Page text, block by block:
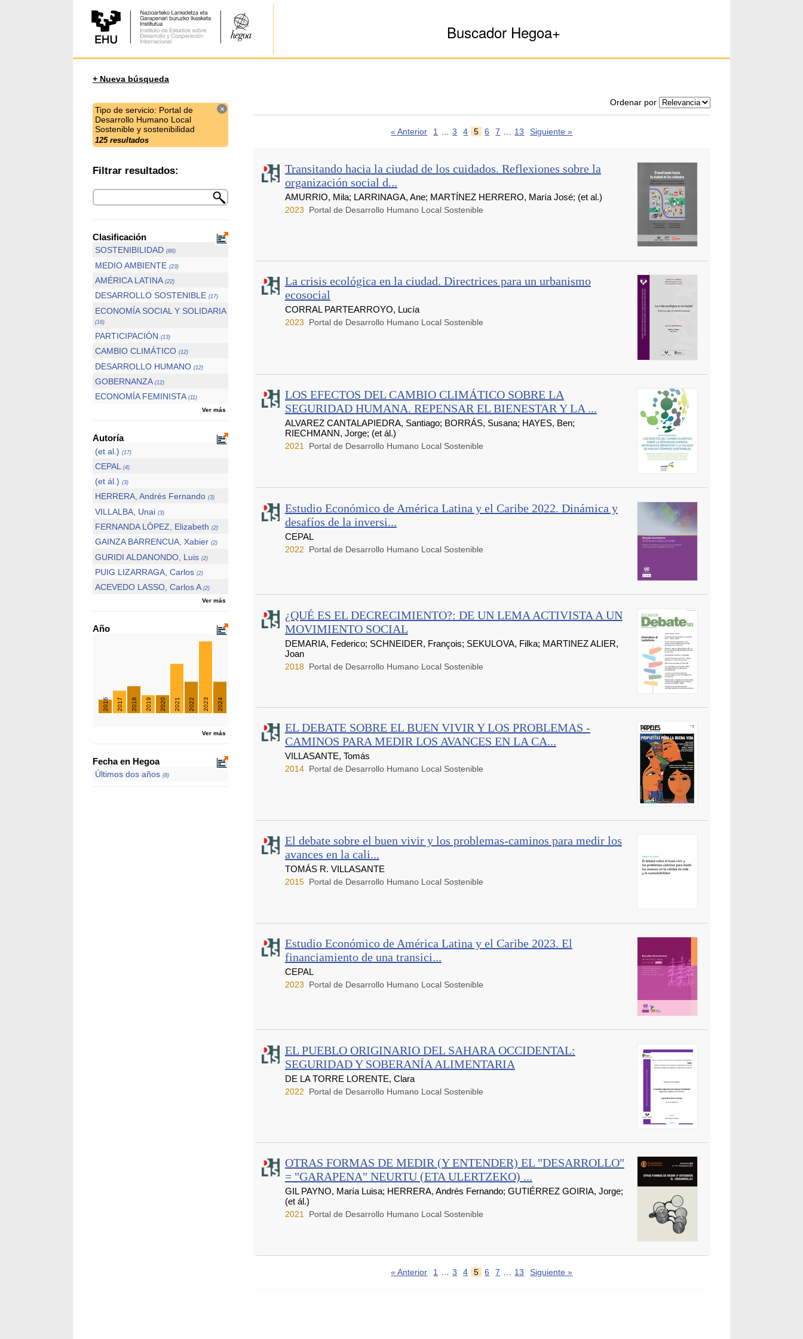
Buscador Hegoa+
+ Nueva búsqueda
Tipo de servicio: Portal de
Desarrollo Humano Local
Sostenible y sostenibilidad
125 resultados
×
Filtrar resultados:
Clasificación
SOSTENIBILIDAD (86)
MEDIO AMBIENTE (23)
AMÉRICA LATINA (22)
DESARROLLO SOSTENIBLE (17)
ECONOMÍA SOCIAL Y SOLIDARIA
(16)
PARTICIPACIÓN (13)
CAMBIO CLIMÁTICO (12)
DESARROLLO HUMANO (12)
GOBERNANZA (12)
ECONOMÍA FEMINISTA (11)
Ver más
Autoría
(et al.) (17)
CEPAL (4)
(et ál.) (3)
HERRERA, Andrés Fernando (3)
VILLALBA, Unai (3)
FERNANDA LÓPEZ, Elizabeth (2)
GAINZA BARRENCUA, Xabier (2)
GURIDI ALDANONDO, Luis (2)
PUIG LIZARRAGA, Carlos (2)
ACEVEDO LASSO, Carlos A (2)
Ver más
Año
2016 2017 2018 2019 2020 2021 2022 2023 2024
Ver más
Fecha en Hegoa
Últimos dos años (8)
Ordenar por
« Anterior 1 … 3 4 5 6 7 … 13 Siguiente »
Transitando hacia la ciudad de los cuidados. Reflexiones sobre la
organización social d...
AMURRIO, Mila; LARRINAGA, Ane; MARTÍNEZ HERRERO, María José; (et al.)
2023 Portal de Desarrollo Humano Local Sostenible
La crisis ecológica en la ciudad. Directrices para un urbanismo
ecosocial
CORRAL PARTEARROYO, Lucía
2023 Portal de Desarrollo Humano Local Sostenible
LOS EFECTOS DEL CAMBIO CLIMÁTICO SOBRE LA
SEGURIDAD HUMANA. REPENSAR EL BIENESTAR Y LA ...
ALVAREZ CANTALAPIEDRA, Santiago; BORRÁS, Susana; HAYES, Ben;
RIECHMANN, Jorge; (et ál.)
2021 Portal de Desarrollo Humano Local Sostenible
Estudio Económico de América Latina y el Caribe 2022. Dinámica y
desafíos de la inversi...
CEPAL
2022 Portal de Desarrollo Humano Local Sostenible
¿QUÉ ES EL DECRECIMIENTO?: DE UN LEMA ACTIVISTA A UN
MOVIMIENTO SOCIAL
DEMARIA, Federico; SCHNEIDER, François; SEKULOVA, Filka; MARTINEZ ALIER,
Joan
2018 Portal de Desarrollo Humano Local Sostenible
EL DEBATE SOBRE EL BUEN VIVIR Y LOS PROBLEMAS -
CAMINOS PARA MEDIR LOS AVANCES EN LA CA...
VILLASANTE, Tomás
2014 Portal de Desarrollo Humano Local Sostenible
El debate sobre el buen vivir y los problemas-caminos para medir los
avances en la cali...
TOMÁS R. VILLASANTE
2015 Portal de Desarrollo Humano Local Sostenible
Estudio Económico de América Latina y el Caribe 2023. El
financiamiento de una transici...
CEPAL
2023 Portal de Desarrollo Humano Local Sostenible
EL PUEBLO ORIGINARIO DEL SAHARA OCCIDENTAL:
SEGURIDAD Y SOBERANÍA ALIMENTARIA
DE LA TORRE LORENTE, Clara
2022 Portal de Desarrollo Humano Local Sostenible
OTRAS FORMAS DE MEDIR (Y ENTENDER) EL "DESARROLLO"
= "GARAPENA" NEURTU (ETA ULERTZEKO) ...
GIL PAYNO, María Luisa; HERRERA, Andrés Fernando; GUTIÉRREZ GOIRIA, Jorge;
(et ál.)
2021 Portal de Desarrollo Humano Local Sostenible
« Anterior 1 … 3 4 5 6 7 … 13 Siguiente »